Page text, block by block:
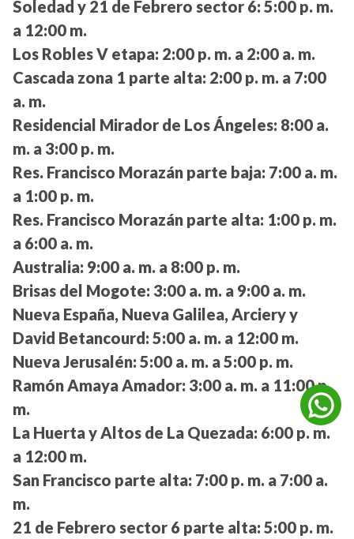
Soledad y 21 de Febrero sector 6: 5:00 p. m.
a 12:00 m.
Los Robles V etapa: 2:00 p. m. a 2:00 a. m.
Cascada zona 1 parte alta: 2:00 p. m. a 7:00
a. m.
Residencial Mirador de Los Ángeles: 8:00 a.
m. a 3:00 p. m.
Res. Francisco Morazán parte baja: 7:00 a. m.
a 1:00 p. m.
Res. Francisco Morazán parte alta: 1:00 p. m.
a 6:00 a. m.
Australia: 9:00 a. m. a 8:00 p. m.
Brisas del Mogote: 3:00 a. m. a 9:00 a. m.
Nueva España, Nueva Galilea, Arciery y
David Betancourd: 5:00 a. m. a 12:00 m.
Nueva Jerusalén: 5:00 a. m. a 5:00 p. m.
Ramón Amaya Amador: 3:00 a. m. a 11:00 p.
m.
La Huerta y Altos de La Quezada: 6:00 p. m.
a 12:00 m.
San Francisco parte alta: 7:00 p. m. a 7:00 a.
m.
21 de Febrero sector 6 parte alta: 5:00 p. m.